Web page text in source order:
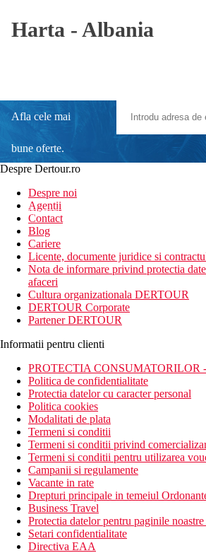
Harta - Albania
Afla cele mai
bune oferte.
newsletter!
Despre Dertour.ro
Despre noi
Agentii
Contact
Blog
Cariere
Licente, documente juridice si
Nota de informare privind protectia
afaceri
Cultura organizationala DERTOUR
DERTOUR Corporate
Partener DERTOUR
Informatii pentru clienti
PROTECTIA CONSUMATORILOR
Politica de confidentialitate
Protectia datelor cu caracter personal
Politica cookies
Modalitati de plata
Termeni si conditii
Termeni si conditii privind
Termeni si conditii pentru utilizarea
Campanii si regulamente
Vacante in rate
Drepturi principale in temeiul
Business Travel
Protectia datelor pentru paginile
Setari confidentialitate
Directiva EAA